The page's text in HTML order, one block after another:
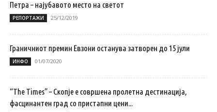
Петра – најубавото место на светот
РЕПОРТАЖИ 25/12/2019
Граничниот премин Евзони останува затворен до 15 јули
ИНФО 01/07/2020
“The Times” – Скопје е совршена пролетна дестинација,
фасцинантен град со пристапни цени...